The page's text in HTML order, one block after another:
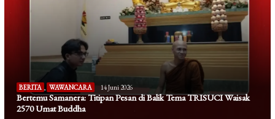
BERITA , WAWANCARA 14 Juni 2026
Bertemu Samanera: Titipan Pesan di Balik Tema TRISUCI Waisak
2570 Umat Buddha